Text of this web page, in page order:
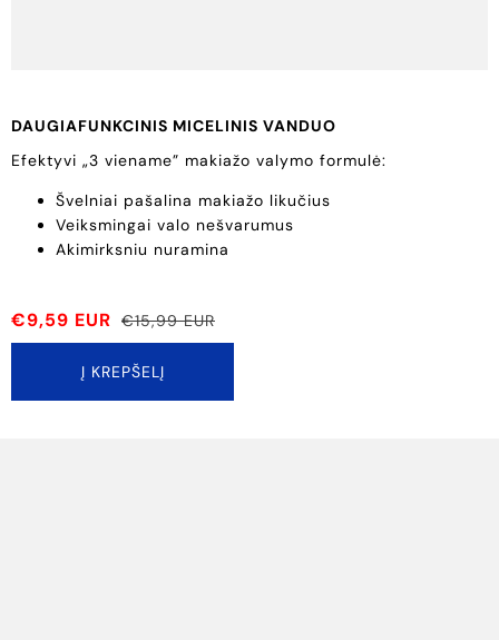
DAUGIAFUNKCINIS MICELINIS VANDUO
Efektyvi „3 viename” makiažo valymo formulė:
Švelniai pašalina makiažo likučius
Veiksmingai valo nešvarumus
Akimirksniu nuramina
€9,59 EUR €15,99 EUR
Į KREPŠELĮ